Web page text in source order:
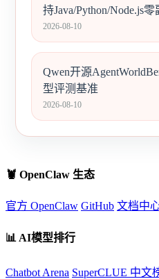
持Java/Python/Node.js
2026-08-10
Qwen开源
型评测基准
2026-08-10
🦞 OpenClaw 生态
官方 OpenClaw GitHub 文档中
📊 AI模型排行
Chatbot Arena SuperCLUE 中文